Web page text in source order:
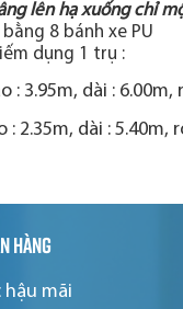
lên hạ xuống chỉ
8 bánh xe PU
dụng 1 trụ :
: 3.95m, dài : 6.00m,
: 2.35m, dài : 5.40m,
hàng
hậu mãi